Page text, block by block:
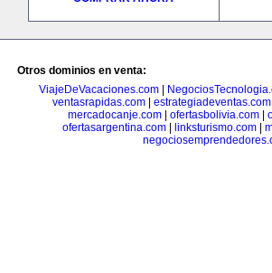
Otros dominios en venta:
ViajeDeVacaciones.com|
ventasrapidas.com
estrategiadeventas.com
mercadocanje.com
ofertasbolivia.com
ofertasargentina.com| linksturismo.com|